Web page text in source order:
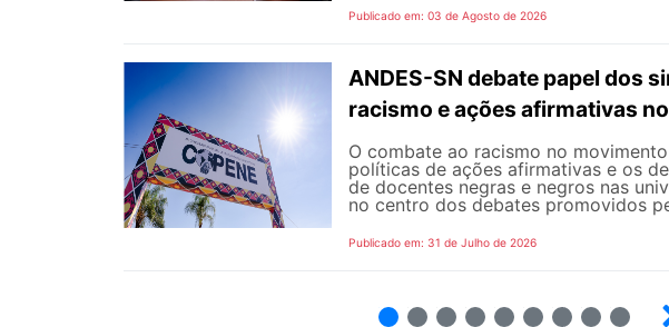
Publicado em: 03 de Agosto de 2026
ANDES-SN debate papel dos
racismo e ações afirmativas
O combate ao racismo no
políticas de ações afirmativas e os
de docentes negras e negros nas
no centro dos debates promovidos
Publicado em: 31 de Julho de 2026